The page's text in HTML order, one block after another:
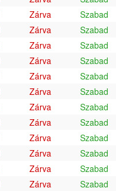
Zárva
Szabad
Zárva
Szabad
Zárva
Szabad
Zárva
Szabad
Zárva
Szabad
Zárva
Szabad
Zárva
Szabad
Zárva
Szabad
Zárva
Szabad
Zárva
Szabad
Zárva
Szabad
Zárva
Szabad